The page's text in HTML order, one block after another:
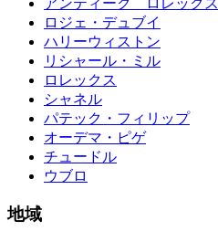
ロジェ・デュブイ
ハリーウィストン
リシャール・ミル
ロレックス
シャネル
パテック・フィリップ
オーデマ・ピゲ
チュードル
ウブロ
地域